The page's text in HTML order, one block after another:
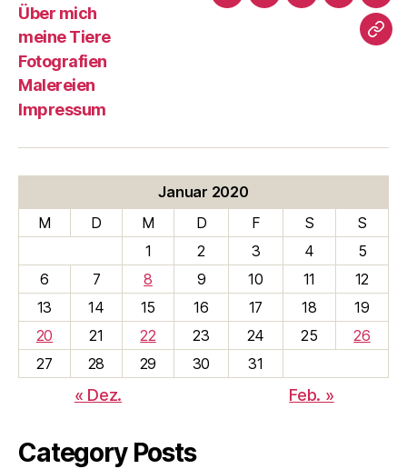
Über mich
meine Tiere
Fotografien
Malereien
Impressum
Januar 2020
M
D M D F S
S
1
2 3 4
5
6
7 8 9 10 11
12
13
14 15 16 17 18
19
20
21 22 23 24 25
26
27
28 29 30 31
« Dez. Feb. »
Category Posts